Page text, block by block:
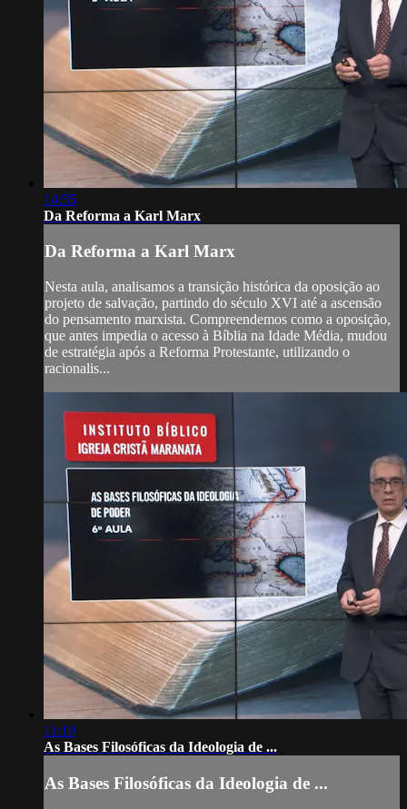
14:55
Da Reforma a Karl Marx
Da Reforma a Karl Marx
Nesta aula, analisamos a transição histórica da oposição ao
projeto de salvação, partindo do século XVI até a ascensão
do pensamento marxista. Compreendemos como a oposição,
que antes impedia o acesso à Bíblia na Idade Média, mudou
de estratégia após a Reforma Protestante, utilizando o
racionalis...
11:19
As Bases Filosóficas da Ideologia de ...
As Bases Filosóficas da Ideologia de ...